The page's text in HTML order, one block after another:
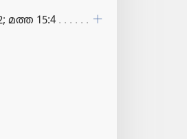
മത്ത 15:4